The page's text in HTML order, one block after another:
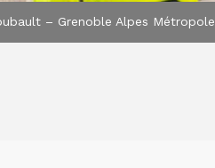
– Grenoble Alpes Métropole